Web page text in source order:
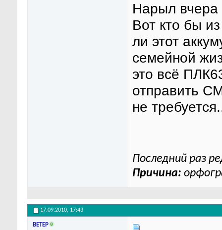
Нарыл вчера
Вот кто бы
ли этот
семейной
это всё
отправить
не
Последний раз
Причина:
17.09.2010, 17:43
BETEP